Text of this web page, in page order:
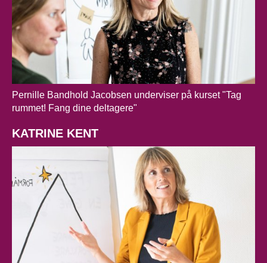
Pernille Bandhold Jacobsen underviser på kurset "Tag
rummet! Fang dine deltagere"
KATRINE KENT